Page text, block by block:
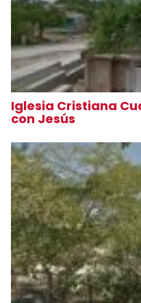
Iglesia Cristiana
con Jesús